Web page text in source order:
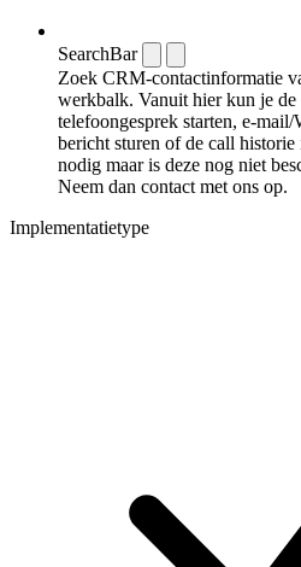
SearchBar
Zoek CRM-contactinformatie
werkbalk. Vanuit hier kun je de
telefoongesprek starten, e-
bericht sturen of de call
nodig maar is deze nog niet
Neem dan contact met ons op.
Implementatietype